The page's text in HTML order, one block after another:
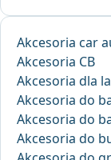
Akcesoria car
Akcesoria CB
Akcesoria dla
Akcesoria do
Akcesoria do
Akcesoria do